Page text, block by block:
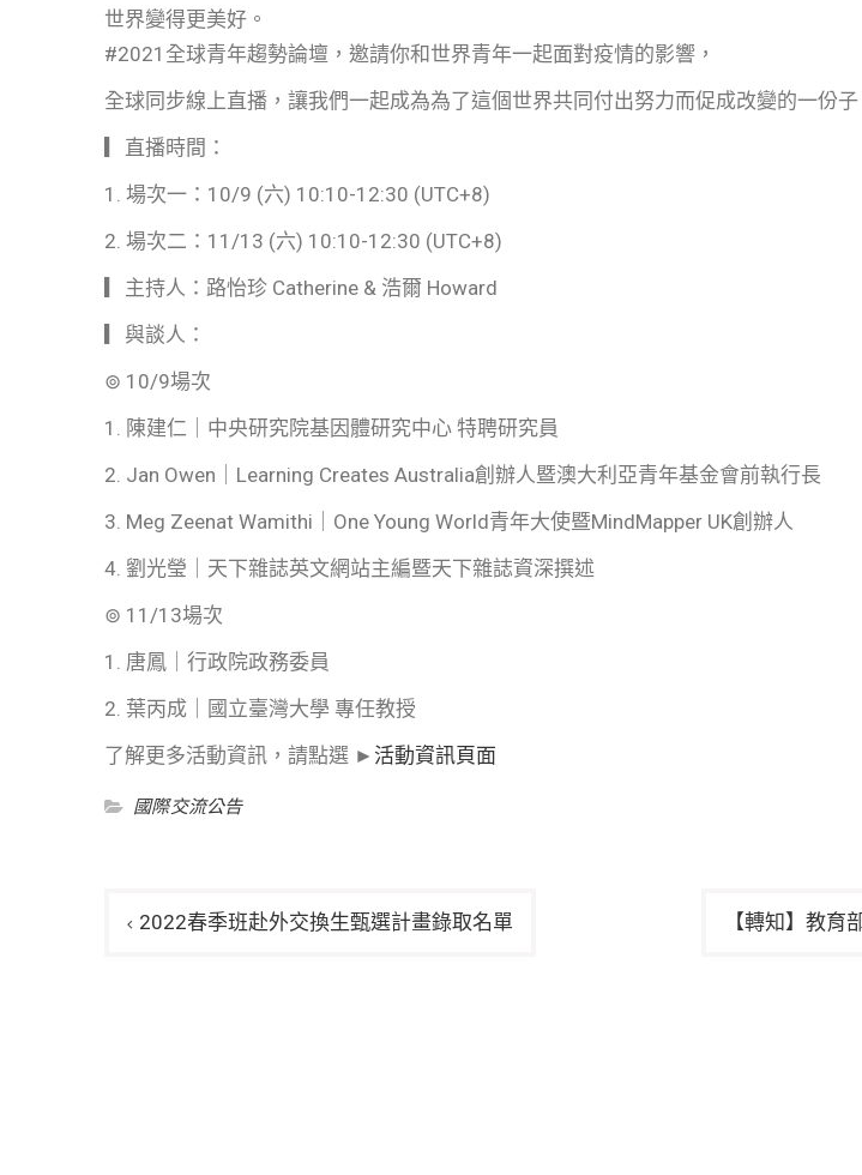
世界變得更美好。
#2021全球青年趨勢論壇，邀請你和世界青年一起面對疫情的影響，
全球同步線上直播，讓我們一起成為為了這個世界共同付出努力而促成改變的一份子
▎直播時間：
1. 場次一：10/9 (六) 10:10-12:30 (UTC+8)
2. 場次二：11/13 (六) 10:10-12:30 (UTC+8)
▎主持人：路怡珍 Catherine & 浩爾 Howard
▎與談人：
⊚ 10/9場次
1. 陳建仁｜中央研究院基因體研究中心 特聘研究員
2. Jan Owen｜Learning Creates Australia創辦人暨澳大利亞青年基金會前執行長
3. Meg Zeenat Wamithi｜One Young World青年大使暨MindMapper UK創辦人
4. 劉光瑩｜天下雜誌英文網站主編暨天下雜誌資深撰述
⊚ 11/13場次
1. 唐鳳｜行政院政務委員
2. 葉丙成｜國立臺灣大學 專任教授
了解更多活動資訊，請點選 ► 活動資訊頁面
國際交流公告
2022春季班赴外交換生甄選計畫錄取名單 【轉知】教育